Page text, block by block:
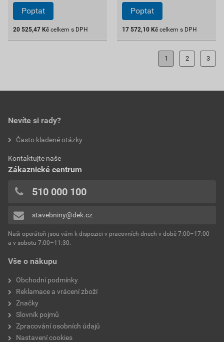
Poptat
20 525,47 Kč celkem s DPH
Poptat
17 572,10 Kč celkem s DPH
1 2 3
Vše o nákupu
Obchodní podmínky
Reklamace a vrácení zboží
Značky
Slovník pojmů
Zpracování osobních údajů
Nastavení cookies
Nevíte si rady?
Často kladené otázky
Kontaktujte naše
Zákaznické centrum
510 000 100
stavebniny@dek.cz
Naši operátoři jsou vám k dispozici v pracovních dnech v době 7:00–17:00
a v sobotu 7:00–11:30.